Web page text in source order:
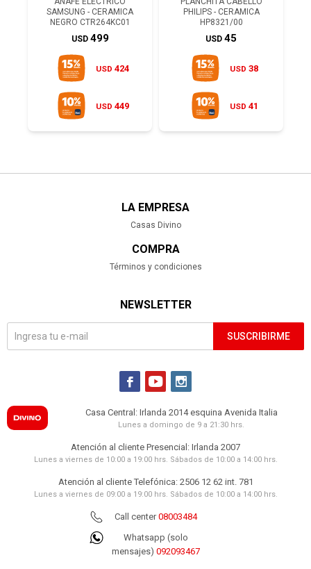
SAMSUNG - CERAMICA
NEGRO CTR264KC01
USD 499
USD 424
USD 449
PHILIPS - CERAMICA
HP8321/00
USD 45
USD 38
USD 41
LA EMPRESA
Casas Divino
COMPRA
Términos y condiciones
NEWSLETTER
SUSCRIBIRME
  
Casa Central: Irlanda 2014 esquina Avenida Italia
Lunes a domingo de 9 a 21:30 hrs.
Atención al cliente Presencial: Irlanda 2007
Lunes a viernes de 10:00 a 19:00 hrs. Sábados de 10:00 a 14:00 hrs.
Atención al cliente Telefónica: 2506 12 62 int. 781
Lunes a viernes de 09:00 a 19:00 hrs. Sábados de 10:00 a 14:00 hrs.
Call center08003484
Whatsapp (solo
mensajes) 092093467